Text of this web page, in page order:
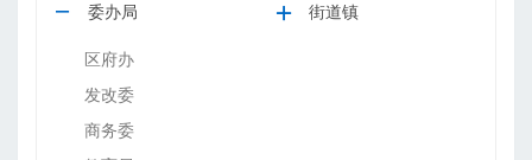
委办局
区府办
发改委
商务委
街道镇